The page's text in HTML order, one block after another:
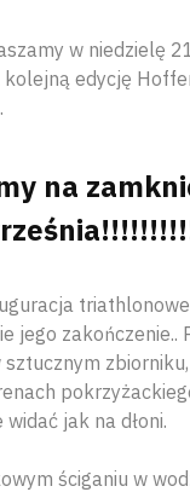
w niedzielę
kolejną edycję
na
jego zakończenie..
sztucznym
jak na dłoni.
ściganiu w